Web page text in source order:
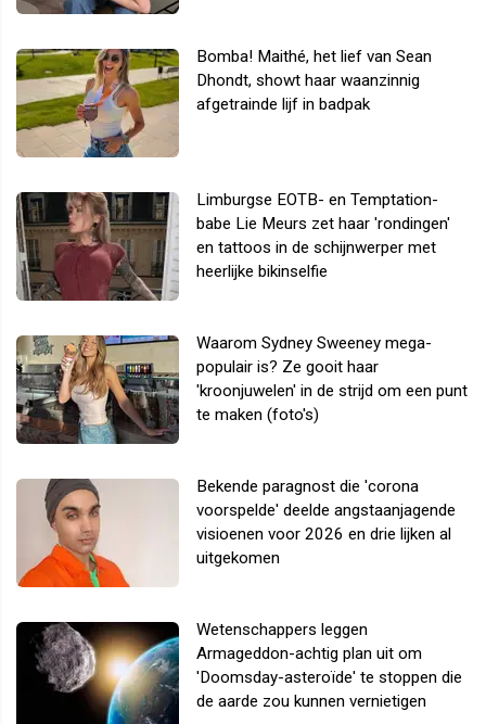
Bomba! Maithé, het lief van Sean
Dhondt, showt haar waanzinnig
afgetrainde lijf in badpak
Limburgse EOTB- en Temptation-
babe Lie Meurs zet haar 'rondingen'
en tattoos in de schijnwerper met
heerlijke bikinselfie
Waarom Sydney Sweeney mega-
populair is? Ze gooit haar
'kroonjuwelen' in de strijd om een punt
te maken (foto's)
Bekende paragnost die 'corona
voorspelde' deelde angstaanjagende
visioenen voor 2026 en drie lijken al
uitgekomen
Wetenschappers leggen
Armageddon-achtig plan uit om
'Doomsday-asteroïde' te stoppen die
de aarde zou kunnen vernietigen